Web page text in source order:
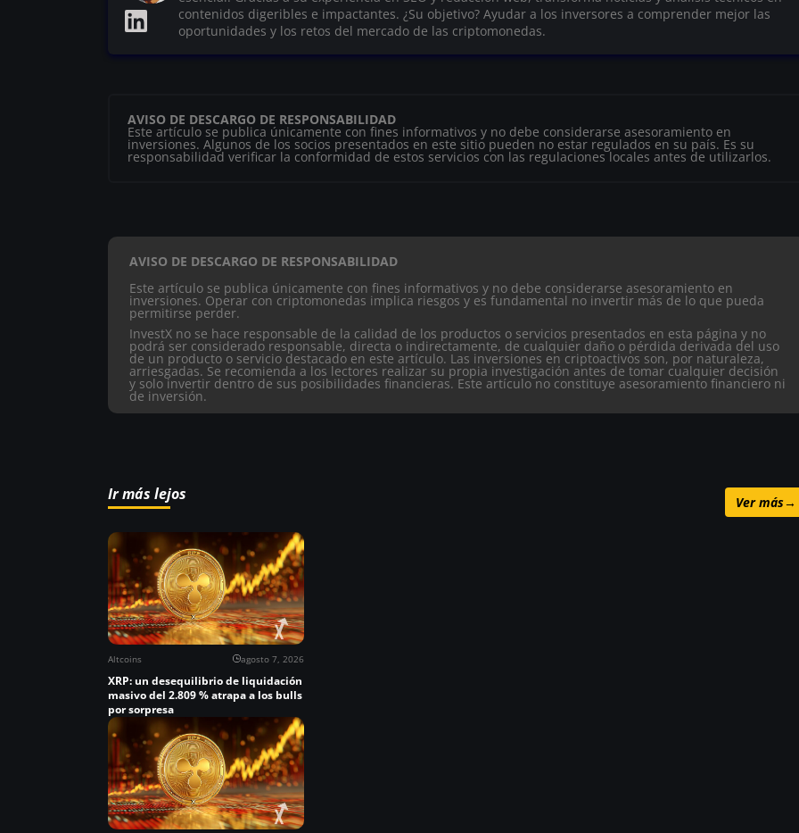
contenidos digeribles e impactantes. ¿Su objetivo? Ayudar a los inversores a comprender mejor las
oportunidades y los retos del mercado de las criptomonedas.
AVISO DE DESCARGO DE RESPONSABILIDAD
Este artículo se publica únicamente con fines informativos y no debe considerarse asesoramiento en
inversiones. Algunos de los socios presentados en este sitio pueden no estar regulados en su país. Es su
responsabilidad verificar la conformidad de estos servicios con las regulaciones locales antes de utilizarlos.
AVISO DE DESCARGO DE RESPONSABILIDAD
Este artículo se publica únicamente con fines informativos y no debe considerarse asesoramiento en
inversiones. Operar con criptomonedas implica riesgos y es fundamental no invertir más de lo que pueda
permitirse perder.
InvestX no se hace responsable de la calidad de los productos o servicios presentados en esta página y no
podrá ser considerado responsable, directa o indirectamente, de cualquier daño o pérdida derivada del uso
de un producto o servicio destacado en este artículo. Las inversiones en criptoactivos son, por naturaleza,
arriesgadas. Se recomienda a los lectores realizar su propia investigación antes de tomar cualquier decisión
y solo invertir dentro de sus posibilidades financieras. Este artículo no constituye asesoramiento financiero ni
de inversión.
Ir más lejos Ver más→
Altcoins agosto 7, 2026
XRP: un desequilibrio de liquidación
masivo del 2.809 % atrapa a los bulls
por sorpresa